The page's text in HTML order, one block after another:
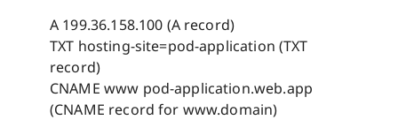
A 199.36.158.100 (A record)
TXT hosting-site=pod-application (TXT
record)
CNAME www pod-application.web.app
(CNAME record for www.domain)